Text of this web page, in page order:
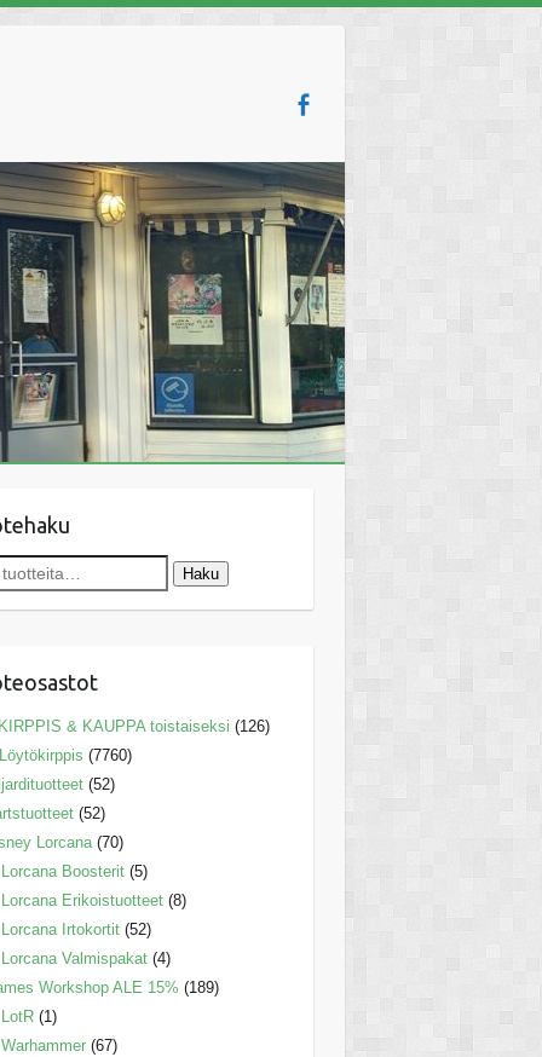
Haku
& KAUPPA toistaiseksi (126)
(7760)
(52)
(52)
Lorcana (70)
Lorcana Boosterit (5)
Lorcana Erikoistuotteet (8)
Lorcana Irtokortit (52)
Lorcana Valmispakat (4)
Workshop ALE 15% (189)
LotR (1)
Warhammer (67)